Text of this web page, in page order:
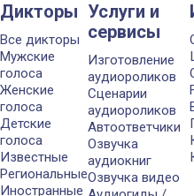
Дикторы
Все дикторы
Мужские
голоса
Женские
голоса
Детские
голоса
Известные
Региональные
Иностранные
Услуги и
сервисы
Изготовление
аудиороликов
Сценарии
аудиороликов
Автоответчики
Озвучка
аудиокниг
Озвучка видео